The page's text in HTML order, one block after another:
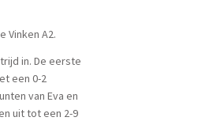
Vinken A2.
in. De eerste
een 0-2
van Eva en
uit tot een 2-9